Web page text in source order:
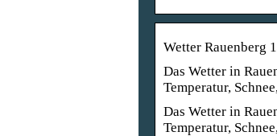
Wetter Rauenberg
Das Wetter in
Temperatur,
Das Wetter in
Temperatur,